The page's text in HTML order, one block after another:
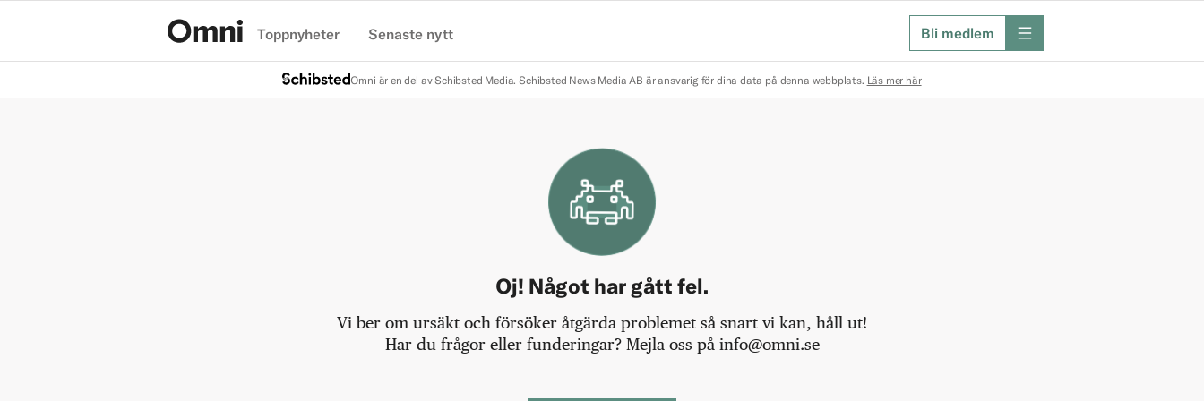
Toppnyheter Senaste nytt Bli medlem meny
Omni är en del av Schibsted Media. Schibsted News Media AB är ansvarig för dina data på denna webbplats. Läs mer här
Oj! Något har gått fel.
Vi ber om ursäkt och försöker åtgärda problemet så snart vi kan, håll ut!
Har du frågor eller funderingar? Mejla oss på info@omni.se